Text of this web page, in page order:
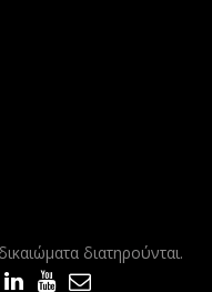
διατηρούνται.